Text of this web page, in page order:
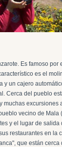
Es famoso
es el
y un cajero
Cerca del pueblo
muchas
vecino de
y el lugar de
restaurantes en la
que están